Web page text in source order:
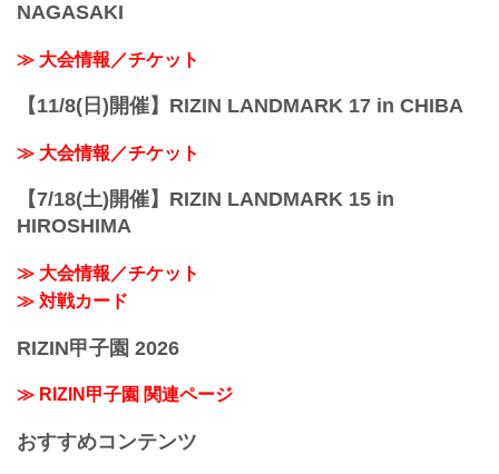
NAGASAKI
≫ 大会情報／チケット
【11/8(日)開催】RIZIN LANDMARK 17 in CHIBA
≫ 大会情報／チケット
【7/18(土)開催】RIZIN LANDMARK 15 in
HIROSHIMA
≫ 大会情報／チケット
≫ 対戦カード
RIZIN甲子園 2026
≫ RIZIN甲子園 関連ページ
おすすめコンテンツ